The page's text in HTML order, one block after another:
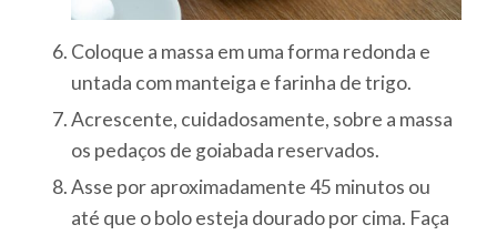
Coloque a massa em uma forma redonda e
untada com manteiga e farinha de trigo.
Acrescente, cuidadosamente, sobre a massa
os pedaços de goiabada reservados.
Asse por aproximadamente 45 minutos ou
até que o bolo esteja dourado por cima. Faça